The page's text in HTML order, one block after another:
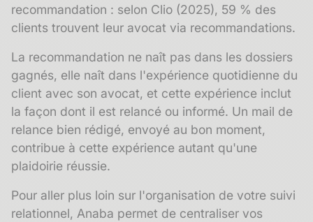
recommandation : selon Clio (2025), 59 % des
clients trouvent leur avocat via recommandations.
La recommandation ne naît pas dans les dossiers
gagnés, elle naît dans l'expérience quotidienne du
client avec son avocat, et cette expérience inclut
la façon dont il est relancé ou informé. Un mail de
relance bien rédigé, envoyé au bon moment,
contribue à cette expérience autant qu'une
plaidoirie réussie.
Pour aller plus loin sur l'organisation de votre suivi
relationnel, Anaba permet de centraliser vos